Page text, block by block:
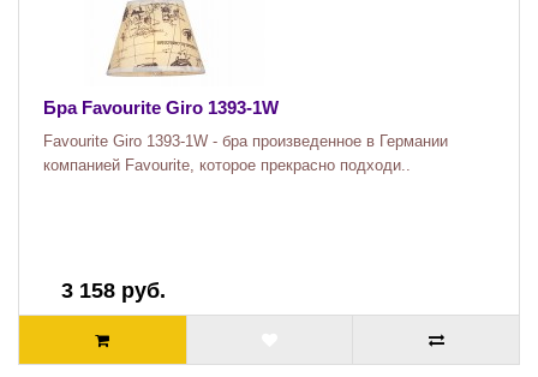
Бра Favourite Giro 1393-1W
Favourite Giro 1393-1W - бра произведенное в Германии
компанией Favourite, которое прекрасно подходи..
3 158 руб.